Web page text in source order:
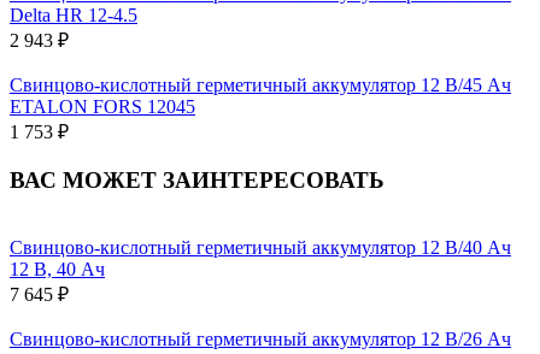
Delta HR 12-4.5
2 943 ₽
Свинцово-кислотный герметичный аккумулятор 12 В/45 Ач
ETALON FORS 12045
1 753 ₽
ВАС МОЖЕТ ЗАИНТЕРЕСОВАТЬ
Свинцово-кислотный герметичный аккумулятор 12 В/40 Ач
12 В, 40 Ач
7 645 ₽
Свинцово-кислотный герметичный аккумулятор 12 В/26 Ач